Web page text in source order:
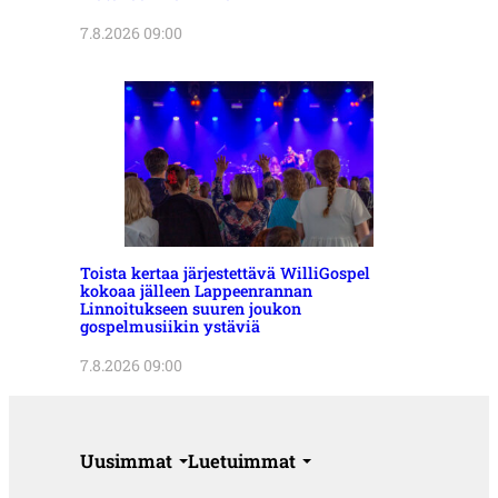
7.8.2026 09:00
Toista kertaa järjestettävä WilliGospel
kokoaa jälleen Lappeenrannan
Linnoitukseen suuren joukon
gospelmusiikin ystäviä
7.8.2026 09:00
Uusimmat Luetuimmat